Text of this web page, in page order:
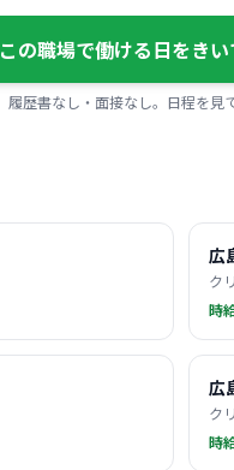
この職場で働ける日をきい
履歴書なし・面接なし。日程を見
広
ク
時
広
ク
時